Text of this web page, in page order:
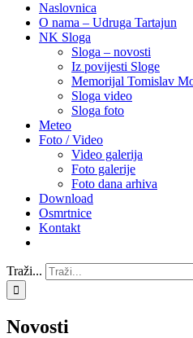
Naslovnica
O nama – Udruga Tartajun
NK Sloga
Sloga – novosti
Iz povijesti Sloge
Memorijal Tomislav
Sloga video
Sloga foto
Meteo
Foto / Video
Video galerija
Foto galerije
Foto dana arhiva
Download
Osmrtnice
Kontakt
Traži...
Novosti